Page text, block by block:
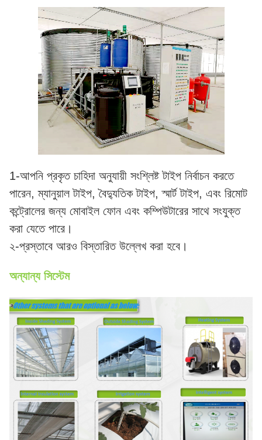
1-আপনি প্রকৃত চাহিদা অনুযায়ী সংশ্লিষ্ট টাইপ নির্বাচন করতে
পারেন, ম্যানুয়াল টাইপ, বৈদ্যুতিক টাইপ, স্মার্ট টাইপ, এবং রিমোট
কন্ট্রোলের জন্য মোবাইল ফোন এবং কম্পিউটারের সাথে সংযুক্ত
করা যেতে পারে।
২-প্রস্তাবে আরও বিস্তারিত উল্লেখ করা হবে।
অন্যান্য সিস্টেম